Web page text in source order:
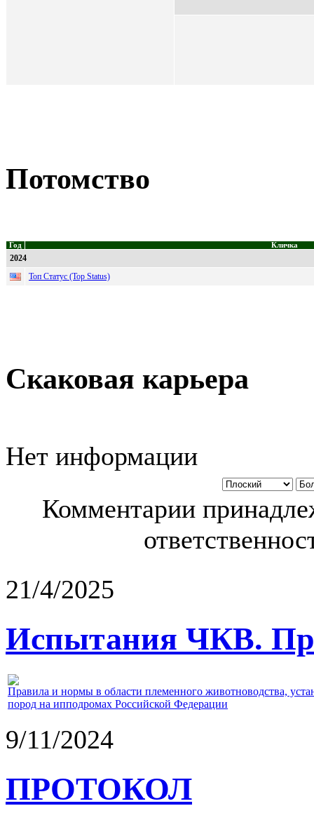
Потомство
Год Кличка
2024
Топ Статус (Top Status)
Скаковая карьера
Нет информации
Комментарии
21/4/2025
Испытания ЧКВ.
Правила и нормы в области племенного животноводства,
пород на ипподромах Российской Федерации
9/11/2024
ПРОТОКОЛ